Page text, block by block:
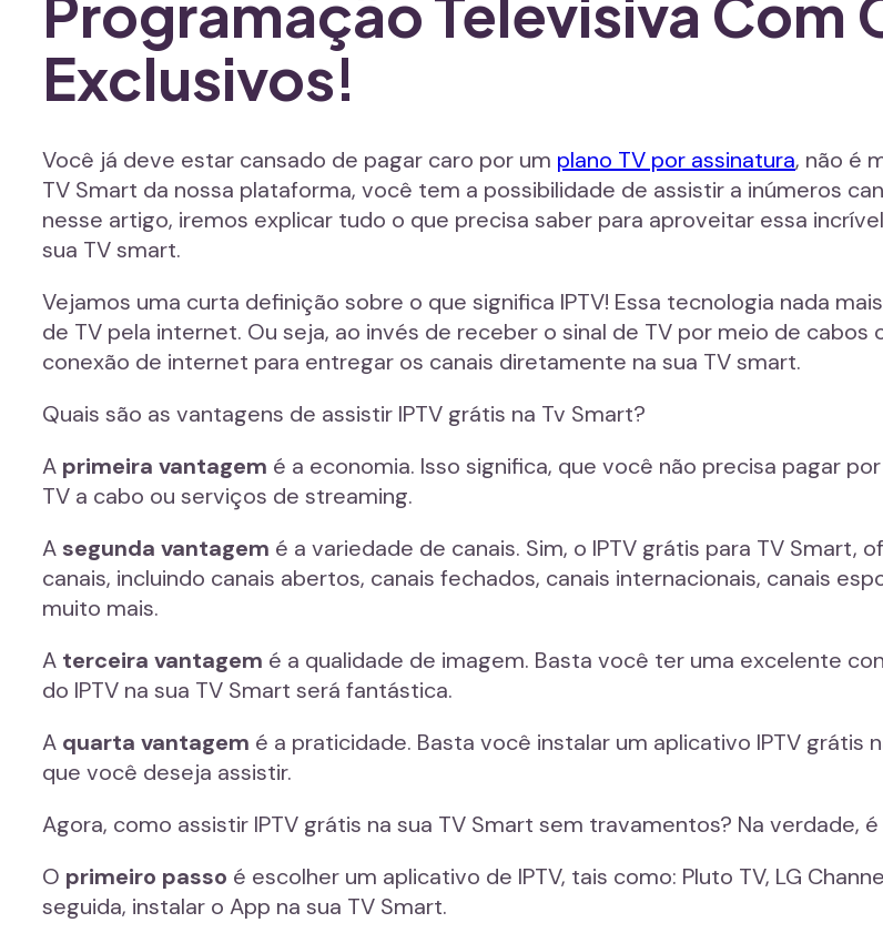
Exclusivos!
Você já deve estar cansado de pagar caro por um plano TV por assinatura, não é
TV Smart da nossa plataforma, você tem a possibilidade de assistir a inúmeros
nesse artigo, iremos explicar tudo o que precisa saber para aproveitar essa
sua TV smart.
Vejamos uma curta definição sobre o que significa IPTV! Essa tecnologia nada
de TV pela internet. Ou seja, ao invés de receber o sinal de TV por meio de cabos
conexão de internet para entregar os canais diretamente na sua TV smart.
Quais são as vantagens de assistir IPTV grátis na Tv Smart?
A primeira vantagem é a economia. Isso significa, que você não precisa pagar
TV a cabo ou serviços de streaming.
A segunda vantagem é a variedade de canais. Sim, o IPTV grátis para TV Smart,
canais, incluindo canais abertos, canais fechados, canais internacionais, canais
muito mais.
A terceira vantagem é a qualidade de imagem. Basta você ter uma excelente
do IPTV na sua TV Smart será fantástica.
A quarta vantagem é a praticidade. Basta você instalar um aplicativo IPTV grátis
que você deseja assistir.
Agora, como assistir IPTV grátis na sua TV Smart sem travamentos? Na verdade,
O primeiro passo é escolher um aplicativo de IPTV, tais como: Pluto TV, LG
seguida, instalar o App na sua TV Smart.